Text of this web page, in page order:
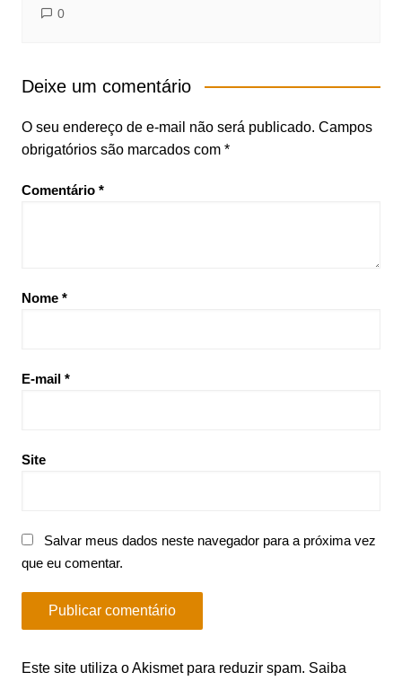
0
Deixe um comentário
O seu endereço de e-mail não será publicado. Campos
obrigatórios são marcados com *
Comentário *
Nome *
E-mail *
Site
Salvar meus dados neste navegador para a próxima vez
que eu comentar.
Este site utiliza o Akismet para reduzir spam. Saiba